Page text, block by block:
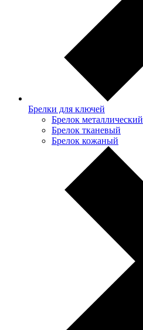
Брелки для ключей
Брелок металлический
Брелок тканевый
Брелок кожаный